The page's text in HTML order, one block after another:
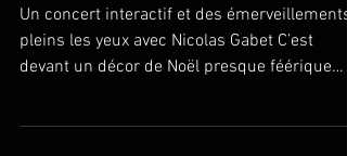
Un concert interactif et des émerveillements
pleins les yeux avec Nicolas Gabet C’est
devant un décor de Noël presque féérique